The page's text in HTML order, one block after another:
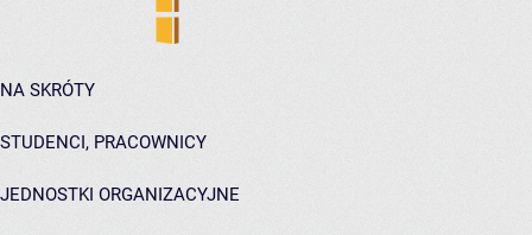
NA SKRÓTY
STUDENCI, PRACOWNICY
JEDNOSTKI ORGANIZACYJNE